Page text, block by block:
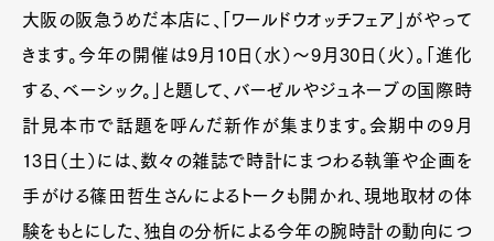
大阪の阪急うめだ本店に、「ワールドウオッチフェア」がやって
きます。今年の開催は9月10日（水）～9月30日（火）。「進化
する、ベーシック。」と題して、バーゼルやジュネーブの国際時
計見本市で話題を呼んだ新作が集まります。会期中の9月
13日（土）には、数々の雑誌で時計にまつわる執筆や企画を
手がける篠田哲生さんによるトークも開かれ、現地取材の体
験をもとにした、独自の分析による今年の腕時計の動向につ